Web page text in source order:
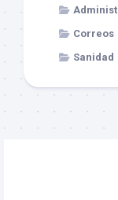
Correos
Sanidad